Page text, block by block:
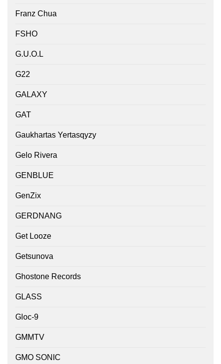
Franz Chua
FSHO
G.U.O.L
G22
GALAXY
GAT
Gaukhartas Yertasqyzy
Gelo Rivera
GENBLUE
GenZix
GERDNANG
Get Looze
Getsunova
Ghostone Records
GLASS
Gloc-9
GMMTV
GMO SONIC